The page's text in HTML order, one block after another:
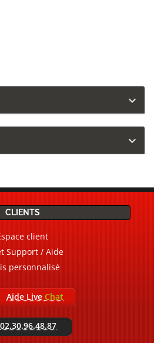
CLIENTS
client
Support / Aide
personnalisé
Aide Live Chat
02.30.96.48.87